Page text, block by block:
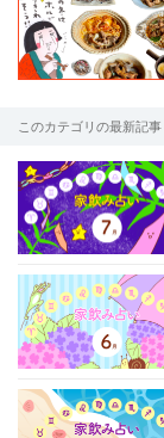
このカテゴリの最新記事